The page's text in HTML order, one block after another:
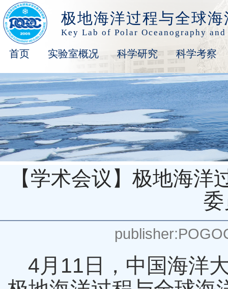
极地海洋过程与全球
Key Lab of Polar Oceanography
首页 实验室概况 科学研究 科学考察
【学术会议】极地海
4月11日，中国海洋